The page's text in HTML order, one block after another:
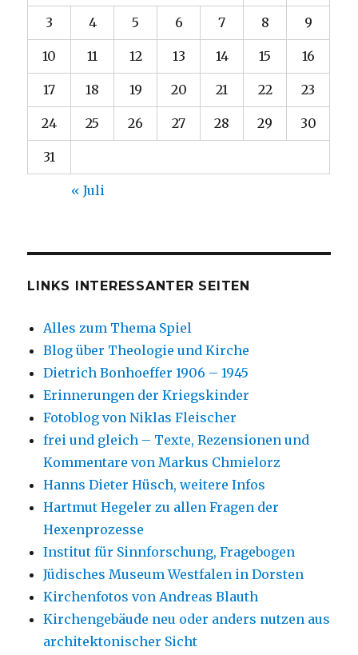
3 4 5 6 7 8 9
10 11 12 13 14 15 16
17 18 19 20 21 22 23
24 25 26 27 28 29 30
31
« Juli
LINKS INTERESSANTER SEITEN
Alles zum Thema Spiel
Blog über Theologie und Kirche
Dietrich Bonhoeffer 1906 – 1945
Erinnerungen der Kriegskinder
Fotoblog von Niklas Fleischer
frei und gleich – Texte, Rezensionen und
Kommentare von Markus Chmielorz
Hanns Dieter Hüsch, weitere Infos
Hartmut Hegeler zu allen Fragen der
Hexenprozesse
Institut für Sinnforschung, Fragebogen
Jüdisches Museum Westfalen in Dorsten
Kirchenfotos von Andreas Blauth
Kirchengebäude neu oder anders nutzen aus
architektonischer Sicht